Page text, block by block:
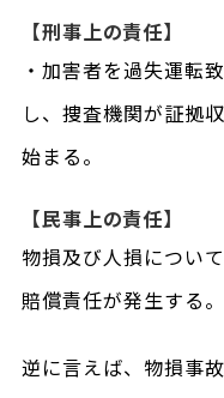
【刑事上の責任】
・加害者を過失運転
し、捜査機関が証拠
始まる。
【民事上の責任】
物損及び人損につい
賠償責任が発生する。
逆に言えば、物損事